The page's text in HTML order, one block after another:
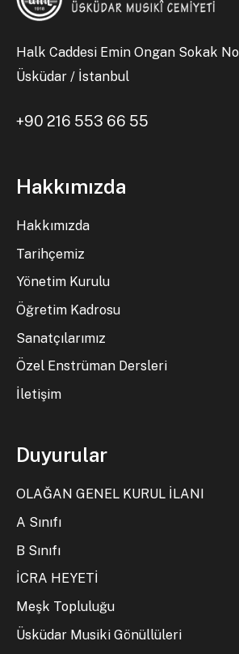
Halk Caddesi Emin Ongan Sokak
Üsküdar / İstanbul
+90 216 553 66 55
Hakkımızda
Hakkımızda
Tarihçemiz
Yönetim Kurulu
Öğretim Kadrosu
Sanatçılarımız
Özel Enstrüman Dersleri
İletişim
Duyurular
OLAĞAN GENEL KURUL İLANI
A Sınıfı
B Sınıfı
İCRA HEYETİ
Meşk Topluluğu
Üsküdar Musiki Gönüllüleri